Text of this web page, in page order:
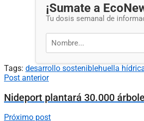
¡Sumate a
Tu dosis semanal de
Tags: desarrollo sosteniblehuella
Post anterior
Nideport plantará 30.000
Próximo post